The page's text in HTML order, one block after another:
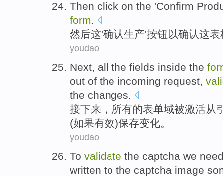
Then click on the 'Confirm
form.
然后这'确认生产'按钮 以确认这表
youdao
Next, all the fields inside the
out of the incoming request,
the changes.
接下来 ， 所有的表单域被激活从
(如果有效)保存变化。
youdao
To validate the captcha we need
written to the captcha image